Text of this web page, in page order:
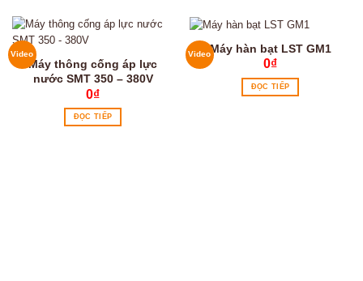
Video
Máy thông cống áp lực
nước SMT 350 – 380V
0₫
ĐỌC TIẾP
VideoMáy hàn bạt LST GM1
0₫
ĐỌC TIẾP